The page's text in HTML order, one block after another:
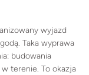
wyjazd
Taka wyprawa
budowania
terenie. To okazja